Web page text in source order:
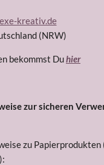
kreativ.de
(NRW)
bekommst Duhier
zur sicheren
zu Papierprodukten